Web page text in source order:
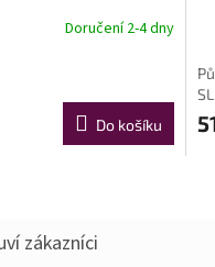
Doručení 2-4 dny
Do košíku